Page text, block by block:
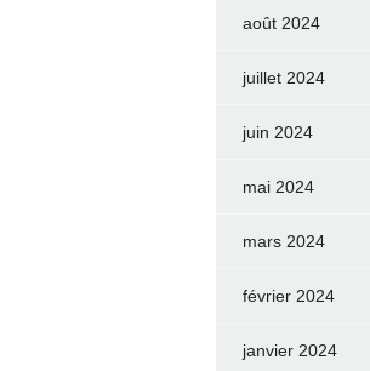
août 2024
juillet 2024
juin 2024
mai 2024
mars 2024
février 2024
janvier 2024